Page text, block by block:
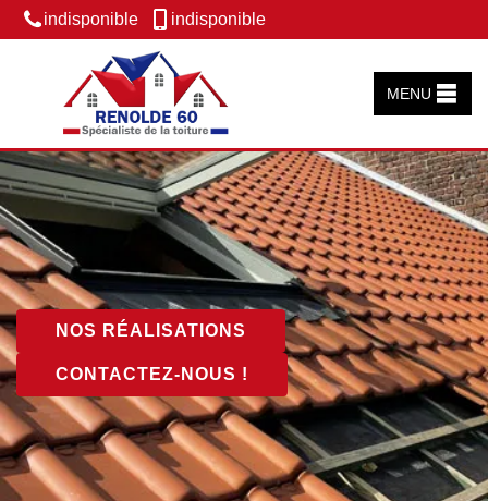
indisponible indisponible
MENU
NOS RÉALISATIONS
CONTACTEZ-NOUS !